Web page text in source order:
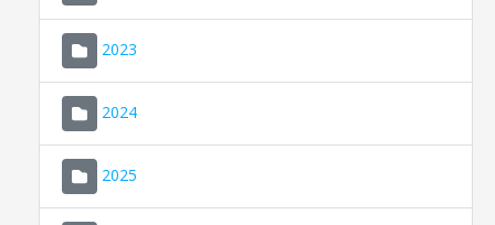
2023
2024
2025